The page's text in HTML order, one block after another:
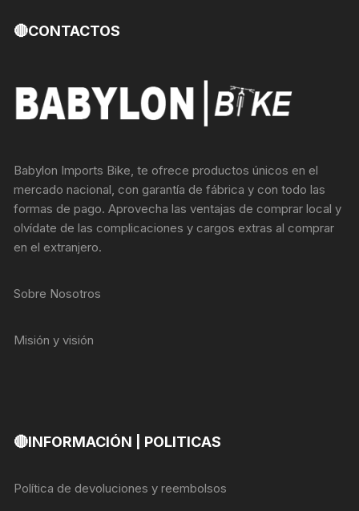
🔴CONTACTOS
Babylon Imports Bike, te ofrece productos únicos en el
mercado nacional, con garantía de fábrica y con todo las
formas de pago. Aprovecha las ventajas de comprar local y
olvídate de las complicaciones y cargos extras al comprar
en el extranjero.
Sobre Nosotros
Misión y visión
🔴INFORMACIÓN | POLITICAS
Política de devoluciones y reembolsos